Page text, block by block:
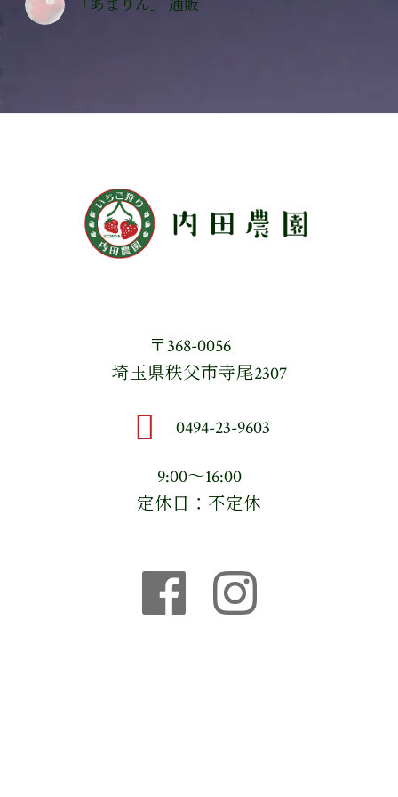
「あまりん」 通販
〒368-0056
埼玉県秩父市寺尾2307
0494-23-9603
9:00〜16:00
定休日：不定休